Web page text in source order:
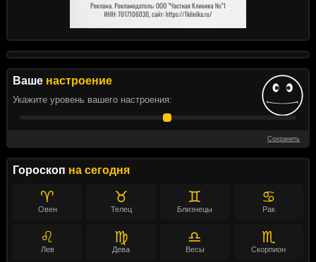
Ваше настроение
Укажите уровень вашего настроения:
Сохранить
Гороскоп на сегодня
♈
Овен
♉
Телец
♊
Близнецы
♋
Рак
♌
Лев
♍
Дева
♎
Весы
♏
Скорпион